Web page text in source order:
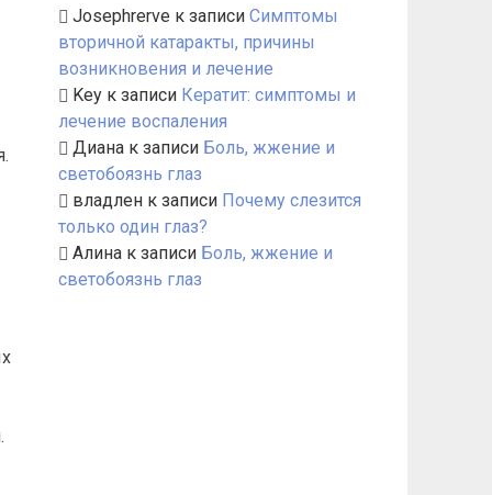
Josephrerve к записи Симптомы
вторичной катаракты, причины
возникновения и лечение
Keyк записи Кератит: симптомы и
лечение воспаления
Дианак записи Боль, жжение и
светобоязнь глаз
владленк записи Почему слезится
только один глаз?
Алинак записи Боль, жжение и
светобоязнь глаз